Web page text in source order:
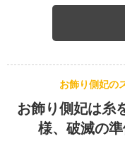
お飾り側妃の
お飾り側妃は糸
様、破滅の